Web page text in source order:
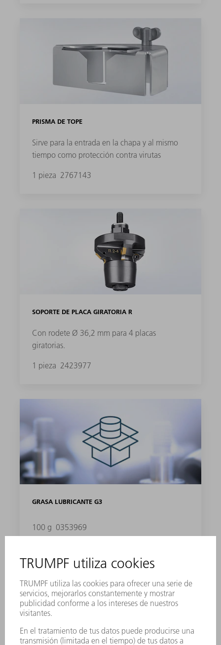
PRISMA DE TOPE
Sirve para la entrada en la chapa y al mismo
tiempo como protección contra virutas
1 pieza 2767143
SOPORTE DE PLACA GIRATORIA R
Con rodete Ø 36,2 mm para 4 placas
giratorias.
1 pieza 2423977
GRASA LUBRICANTE G3
100 g 0353969